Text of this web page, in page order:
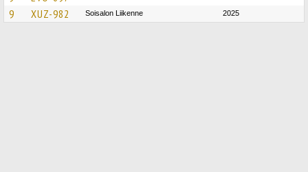
9 XUZ-982 Soisalon Liikenne 2025